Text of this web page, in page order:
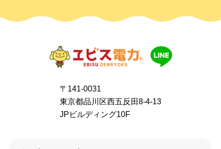
〒141-0031
東京都品川区西五反田8-4-13
JPビルディング10F